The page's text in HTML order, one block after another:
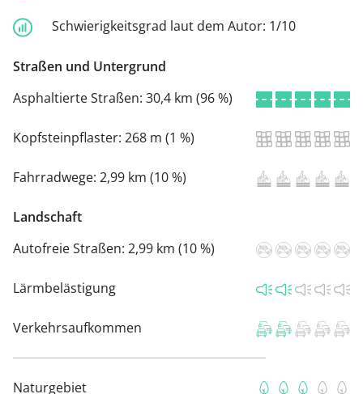
Schwierigkeitsgrad laut dem Autor: 1/10
Straßen und Untergrund
Asphaltierte Straßen: 30,4 km (96 %)
Kopfsteinpflaster: 268 m (1 %)
Fahrradwege: 2,99 km (10 %)
Landschaft
Autofreie Straßen: 2,99 km (10 %)
Lärmbelästigung
Verkehrsaufkommen
Naturgebiet